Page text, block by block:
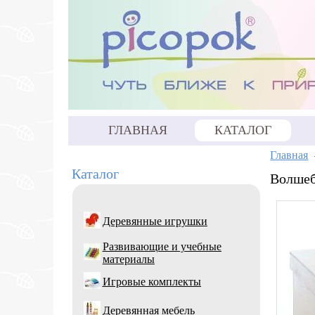
ГЛАВНАЯ КАТАЛОГ
Каталог
Деревянные игрушки
Развивающие и учебные
материалы
Игровые комплекты
Деревянная мебель
Главная